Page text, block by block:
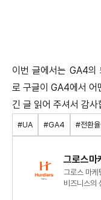
이번 글에서는 GA4의
로 구글이 GA4에서 어
긴 글 읽어 주셔서 감사
#UA #GA4 #전환율
그로스마
그로스 마케
비즈니스의